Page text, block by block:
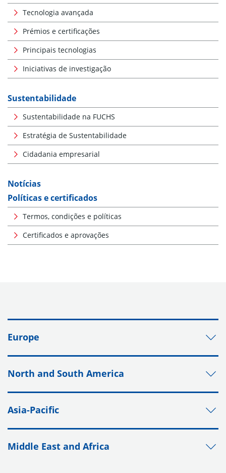
Tecnologia avançada
Prémios e certificações
Principais tecnologias
Iniciativas de investigação
Sustentabilidade
Sustentabilidade na FUCHS
Estratégia de Sustentabilidade
Cidadania empresarial
Notícias
Políticas e certificados
Termos, condições e políticas
Certificados e aprovações
Europe
North and South America
Asia-Pacific
Middle East and Africa